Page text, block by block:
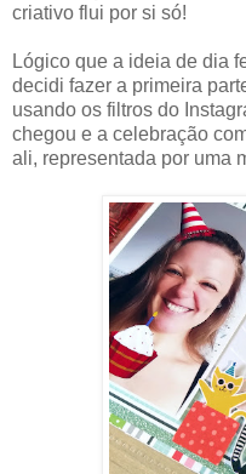
criativo flui por si só!
Lógico que a ideia de dia
decidi fazer a primeira
usando os filtros do
chegou e a celebração
ali, representada por uma